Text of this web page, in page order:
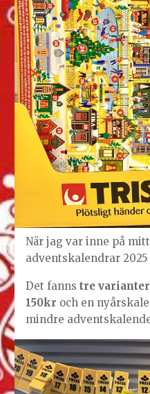
När jag var inne på
adventskalendrar
Det fanns tre varianter
150kr och en
mindre